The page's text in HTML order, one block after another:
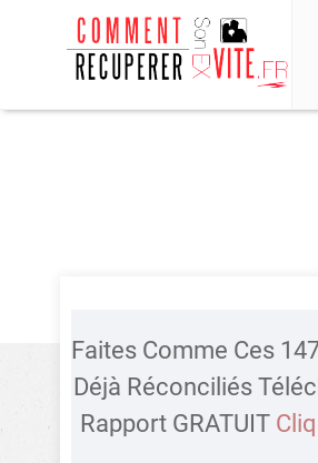
Faites Comme Ces
Déjà Réconciliés
Rapport GRATUIT